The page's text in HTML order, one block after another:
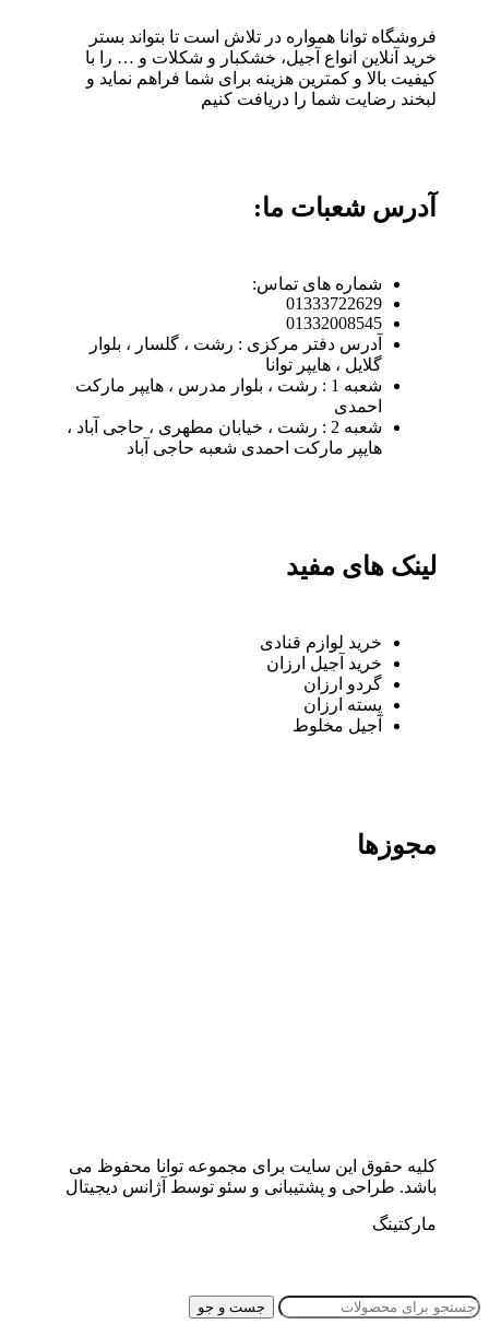
فروشگاه توانا همواره در تلاش است تا بتواند بستر
خرید آنلاین انواع آجیل، خشکبار و شکلات و … را با
کیفیت بالا و کمترین هزینه برای شما فراهم نماید و
لبخند رضایت شما را دریافت کنیم
آدرس شعبات ما:
شماره های تماس:
01333722629
01332008545
آدرس دفتر مرکزی : رشت ، گلسار ، بلوار
گلایل ، هایپر توانا
شعبه 1 : رشت ، بلوار مدرس ، هایپر مارکت
احمدی
شعبه 2 : رشت ، خیابان مطهری ، حاجی آباد ،
هایپر مارکت احمدی شعبه حاجی آباد
لینک های مفید
خرید لوازم قنادی
خرید آجیل ارزان
گردو ارزان
پسته ارزان
آجیل مخلوط
مجوزها
کلیه حقوق این سایت برای مجموعه توانا محفوظ می
باشد. طراحی و پشتیبانی و سئو توسط آژانس دیجیتال
مارکتینگ
جست و جو